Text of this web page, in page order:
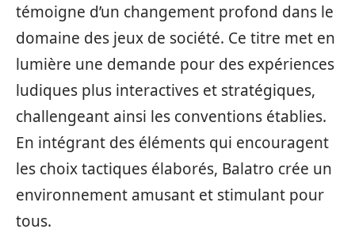
témoigne d’un changement profond dans le
domaine des jeux de société. Ce titre met en
lumière une demande pour des expériences
ludiques plus interactives et stratégiques,
challengeant ainsi les conventions établies.
En intégrant des éléments qui encouragent
les choix tactiques élaborés, Balatro crée un
environnement amusant et stimulant pour
tous.